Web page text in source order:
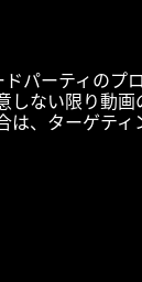
パーティのプ
しない限り動
は、ターゲティ